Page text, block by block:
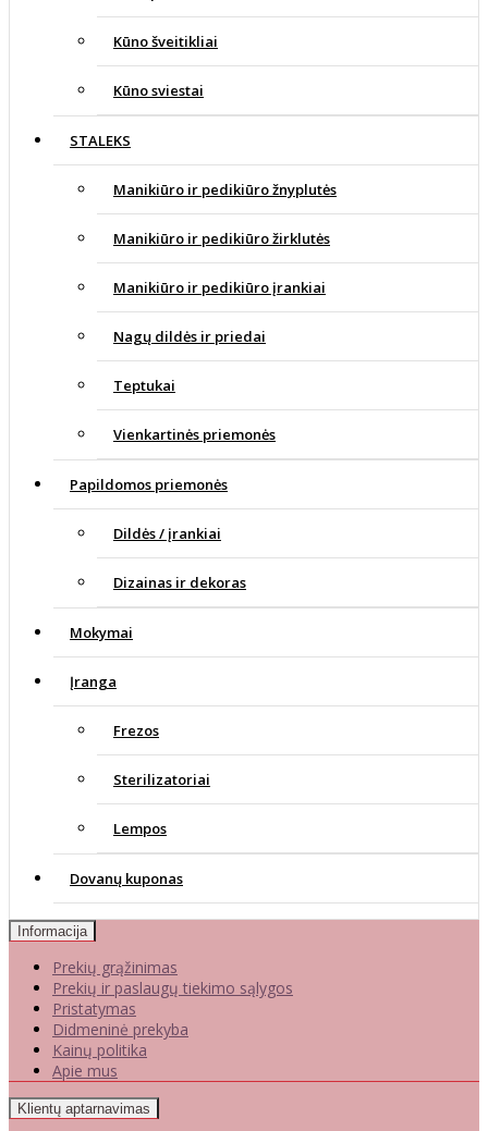
Kūno šveitikliai
Kūno sviestai
STALEKS
Manikiūro ir pedikiūro žnyplutės
Manikiūro ir pedikiūro žirklutės
Manikiūro ir pedikiūro įrankiai
Nagų dildės ir priedai
Teptukai
Vienkartinės priemonės
Papildomos priemonės
Dildės / įrankiai
Dizainas ir dekoras
Mokymai
Įranga
Frezos
Sterilizatoriai
Lempos
Dovanų kuponas
Informacija
Prekių grąžinimas
Prekių ir paslaugų tiekimo sąlygos
Pristatymas
Didmeninė prekyba
Kainų politika
Apie mus
Klientų aptarnavimas